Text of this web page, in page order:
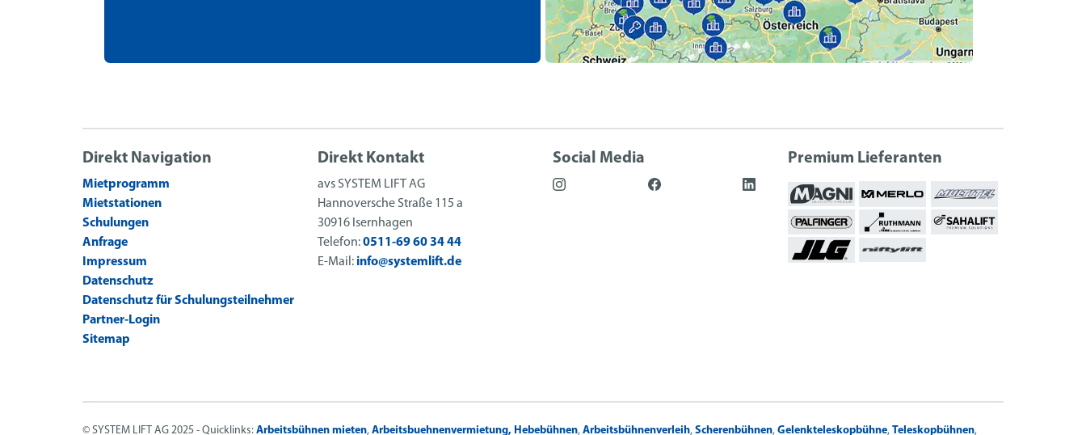
Direkt Navigation
Mietprogramm
Mietstationen
Schulungen
Anfrage
Impressum
Datenschutz
Datenschutz für Schulungsteilnehmer
Partner-Login
Sitemap
Direkt Kontakt
avs SYSTEM LIFT AG
Hannoversche Straße 115 a
30916 Isernhagen
Telefon:0511-69 60 34 44
E-Mail: info@systemlift.de
Social Media Premium Lieferanten
© SYSTEM LIFT AG 2025 - Quicklinks: Arbeitsbühnen mieten, Arbeitsbuehnenvermietung, Hebebühnen, Arbeitsbühnenverleih, Scherenbühnen, Gelenkteleskopbühne, Teleskopbühnen,